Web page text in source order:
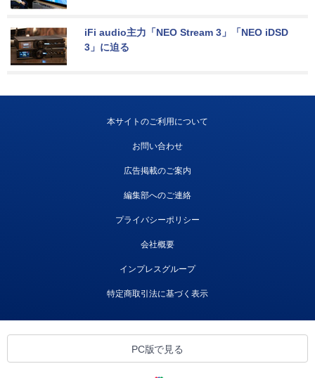
iFi audio主力「NEO Stream 3」「NEO iDSD
3」に迫る
本サイトのご利用について
お問い合わせ
広告掲載のご案内
編集部へのご連絡
プライバシーポリシー
会社概要
インプレスグループ
特定商取引法に基づく表示
PC版で見る